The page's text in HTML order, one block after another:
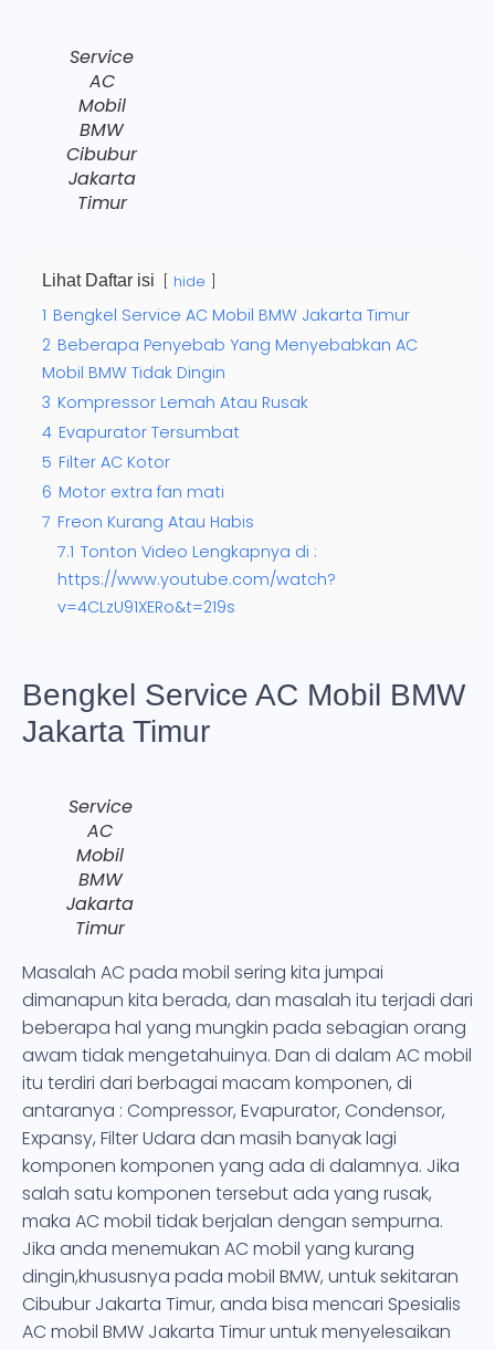
Service
AC
Mobil
BMW
Cibubur
Jakarta
Timur
Lihat Daftar isi hide
1 Bengkel Service AC Mobil BMW Jakarta Timur
2 Beberapa Penyebab Yang Menyebabkan AC
Mobil BMW Tidak Dingin
3 Kompressor Lemah Atau Rusak
4 Evapurator Tersumbat
5 Filter AC Kotor
6 Motor extra fan mati
7 Freon Kurang Atau Habis
7.1 Tonton Video Lengkapnya di :
https://www.youtube.com/watch?
v=4CLzU91XERo&t=219s
Bengkel Service AC Mobil BMW
Jakarta Timur
Service
AC
Mobil
BMW
Jakarta
Timur
Masalah AC pada mobil sering kita jumpai
dimanapun kita berada, dan masalah itu terjadi dari
beberapa hal yang mungkin pada sebagian orang
awam tidak mengetahuinya. Dan di dalam AC mobil
itu terdiri dari berbagai macam komponen, di
antaranya : Compressor, Evapurator, Condensor,
Expansy, Filter Udara dan masih banyak lagi
komponen komponen yang ada di dalamnya. Jika
salah satu komponen tersebut ada yang rusak,
maka AC mobil tidak berjalan dengan sempurna.
Jika anda menemukan AC mobil yang kurang
dingin,khususnya pada mobil BMW, untuk sekitaran
Cibubur Jakarta Timur, anda bisa mencari Spesialis
AC mobil BMW Jakarta Timur untuk menyelesaikan